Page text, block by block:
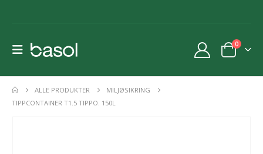
0
ALLE PRODUKTER
MILJØSIKRING
TIPPCONTAINER T1.5 TIPPO. 150L